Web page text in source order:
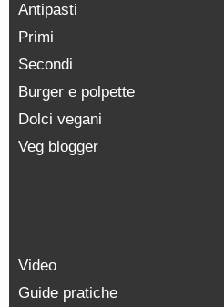
Antipasti
Primi
Secondi
Burger e polpette
Dolci vegani
Veg blogger
Video
Guide pratiche